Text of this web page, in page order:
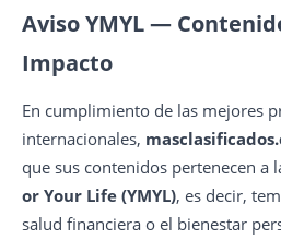
Aviso YMYL —
Impacto
En cumplimiento de las mejores
internacionales,
que sus contenidos pertenecen a
or Your Life (YMYL), es decir,
salud financiera o el bienestar